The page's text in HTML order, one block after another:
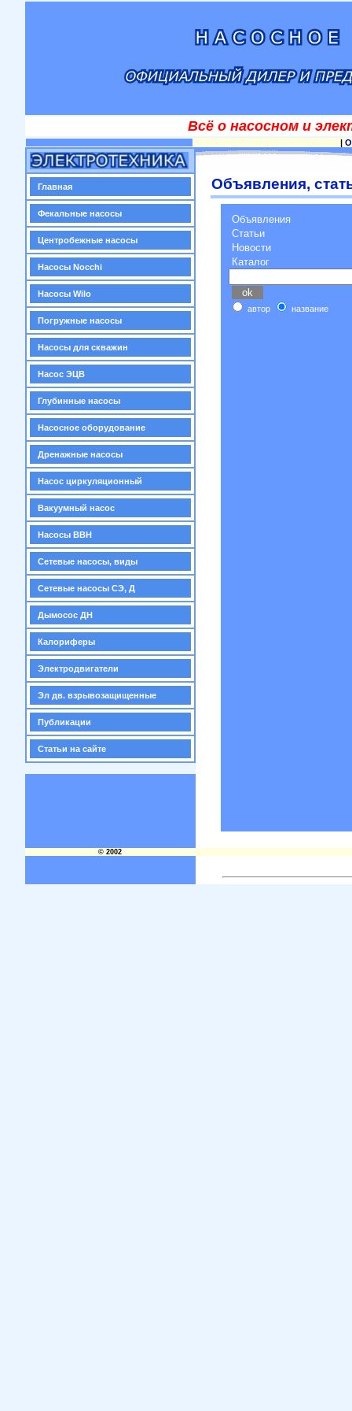
Всё о насосном и
|
Главная
Фекальные насосы
Центробежные насосы
Насосы Nocchi
Насосы Wilo
Погружные насосы
Насосы для скважин
Насос ЭЦВ
Глубинные насосы
Насосное оборудование
Дренажные насосы
Насос циркуляционный
Вакуумный насос
Насосы ВВН
Сетевые насосы, виды
Сетевые насосы СЭ, Д
Дымосос ДН
Калориферы
Электродвигатели
Эл дв. взрывозащищенные
Публикации
Статьи на сайте
Объявления,
Объявления
Статьи
Новости
Каталог
автор название
© 2002